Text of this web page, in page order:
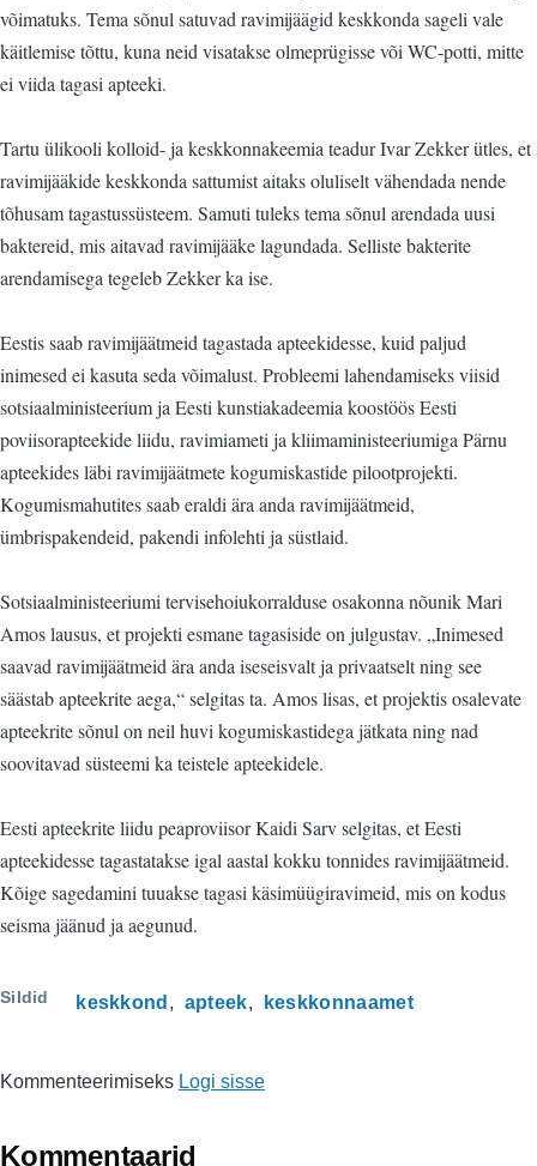
võimatuks. Tema sõnul satuvad ravimijäägid keskkonda sageli vale
käitlemise tõttu, kuna neid visatakse olmeprügisse või WC-potti, mitte
ei viida tagasi apteeki.
Tartu ülikooli kolloid- ja keskkonnakeemia teadur Ivar Zekker ütles, et
ravimijääkide keskkonda sattumist aitaks oluliselt vähendada nende
tõhusam tagastussüsteem. Samuti tuleks tema sõnul arendada uusi
baktereid, mis aitavad ravimijääke lagundada. Selliste bakterite
arendamisega tegeleb Zekker ka ise.
Eestis saab ravimijäätmeid tagastada apteekidesse, kuid paljud
inimesed ei kasuta seda võimalust. Probleemi lahendamiseks viisid
sotsiaalministeerium ja Eesti kunstiakadeemia koostöös Eesti
poviisorapteekide liidu, ravimiameti ja kliimaministeeriumiga Pärnu
apteekides läbi ravimijäätmete kogumiskastide pilootprojekti.
Kogumismahutites saab eraldi ära anda ravimijäätmeid,
ümbrispakendeid, pakendi infolehti ja süstlaid.
Sotsiaalministeeriumi tervisehoiukorralduse osakonna nõunik Mari
Amos lausus, et projekti esmane tagasiside on julgustav. „Inimesed
saavad ravimijäätmeid ära anda iseseisvalt ja privaatselt ning see
säästab apteekrite aega,“ selgitas ta. Amos lisas, et projektis osalevate
apteekrite sõnul on neil huvi kogumiskastidega jätkata ning nad
soovitavad süsteemi ka teistele apteekidele.
Eesti apteekrite liidu peaproviisor Kaidi Sarv selgitas, et Eesti
apteekidesse tagastatakse igal aastal kokku tonnides ravimijäätmeid.
Kõige sagedamini tuuakse tagasi käsimüügiravimeid, mis on kodus
seisma jäänud ja aegunud.
Sildid keskkond apteek keskkonnaamet
Kommenteerimiseks Logi sisse
Kommentaarid